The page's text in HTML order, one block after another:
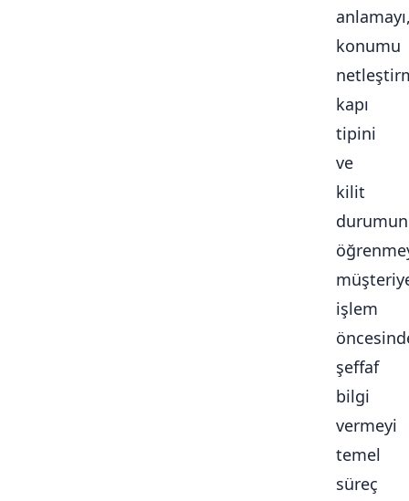
konumu
kapı
tipini
ve
kilit
işlem
şeffaf
bilgi
vermeyi
temel
süreç